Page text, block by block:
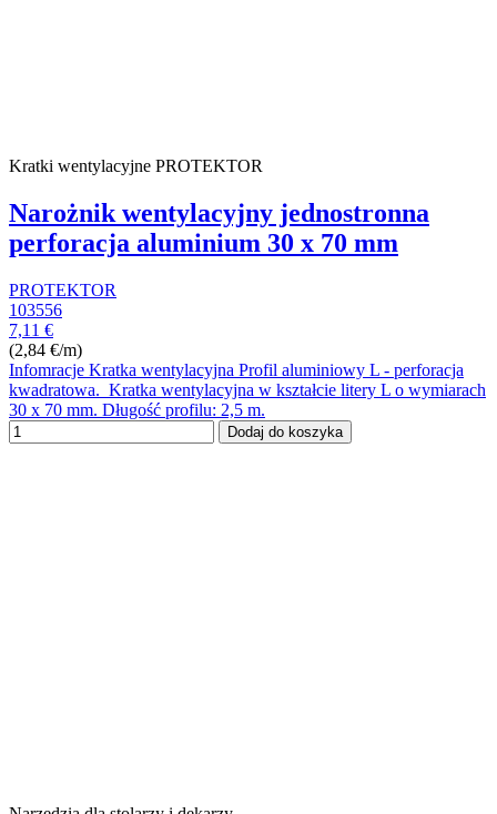
Kratki wentylacyjne PROTEKTOR
Narożnik wentylacyjny jednostronna
perforacja aluminium 30 x 70 mm
PROTEKTOR
103556
7,11 €
(2,84 €/m)
Infomracje Kratka wentylacyjna Profil aluminiowy L - perforacja
kwadratowa. Kratka wentylacyjna w kształcie litery L o wymiarach
30 x 70 mm. Długość profilu: 2,5 m.
Dodaj do koszyka